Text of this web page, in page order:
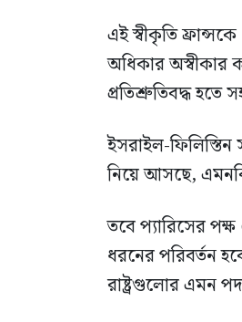
এই স্বীকৃতি
অধিকার অস্বীকার
প্রতিশ্রুতিবদ্ধ হতে
ইসরাইল-ফিলিস্তিন
নিয়ে আসছে,
তবে প্যারিসের পক্ষ
ধরনের পরিবর্তন
রাষ্ট্রগুলোর এমন